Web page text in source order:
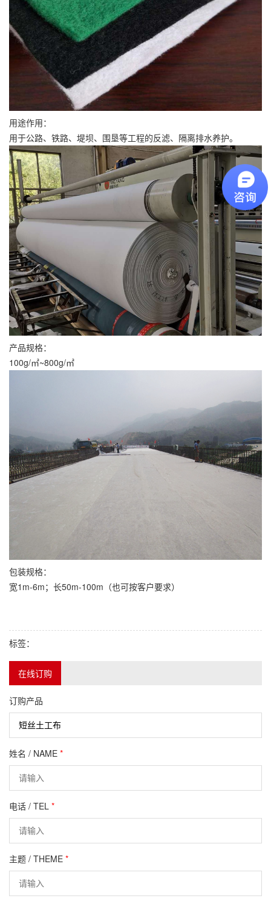
用途作用：
用于公路、铁路、堤坝、围垦等工程的反滤、隔离排水养护。
产品规格：
100g/㎡~800g/㎡
包装规格：
宽1m-6m；长50m-100m（也可按客户要求）
标签：
在线订购
订购产品
姓名 / NAME *
电话 / TEL *
主题 / THEME *